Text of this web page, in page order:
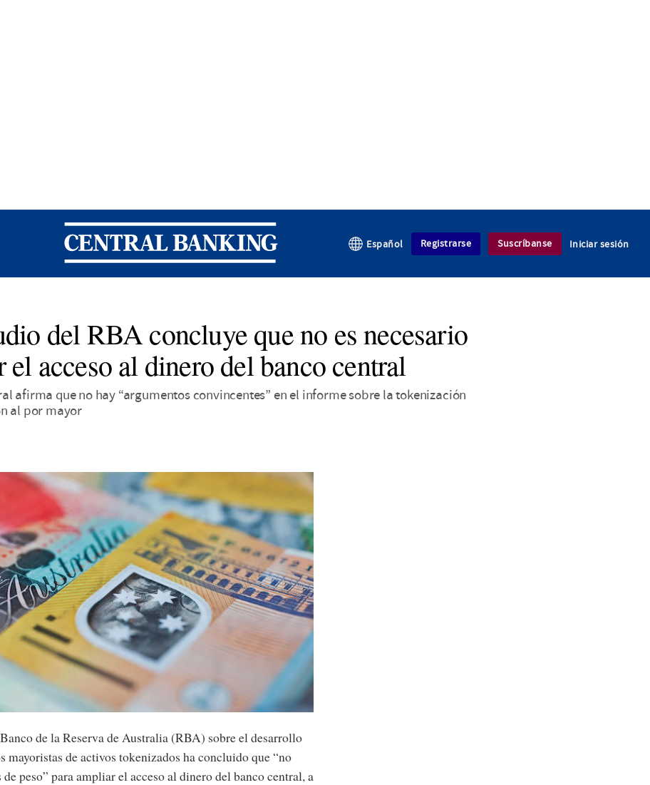
Central Banking
Español Registrarse Suscríbanse Iniciar sesión
del RBA concluye que no es necesario
el acceso al dinero del banco central
afirma que no hay “argumentos convincentes” en el informe sobre la tokenización
al por mayor
de la Reserva de Australia (RBA) sobre el desarrollo
mayoristas de activos tokenizados ha concluido que “no
de peso” para ampliar el acceso al dinero del banco central, a